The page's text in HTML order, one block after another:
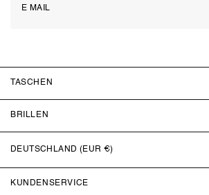
TASCHEN
BRILLEN
DEUTSCHLAND (EUR €)
KUNDENSERVICE